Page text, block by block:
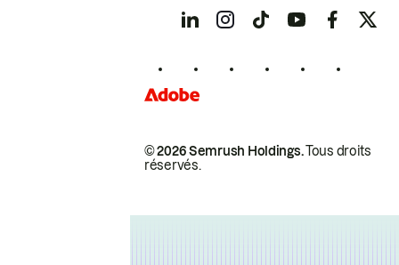
© 2026 Semrush Holdings.Tous droits
réservés.